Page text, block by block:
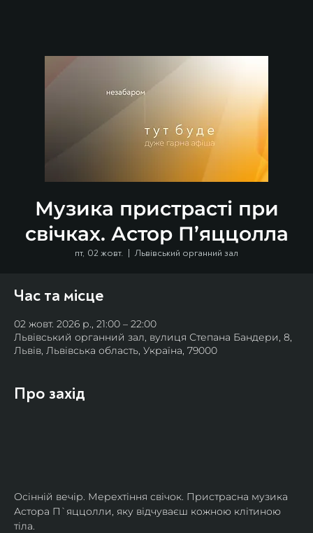
Музика пристрасті при
свічках. Астор П’яццолла
пт, 02 жовт.
  |
Львівський органний зал
Час та місце
02 жовт. 2026 р., 21:00 – 22:00
Львівський органний зал, вулиця Степана Бандери, 8,
Львів, Львівська область, Україна, 79000
Про захід
Осінній вечір. Мерехтіння свічок. Пристрасна музика
Астора П`яццолли, яку відчуваєш кожною клітиною
тіла.